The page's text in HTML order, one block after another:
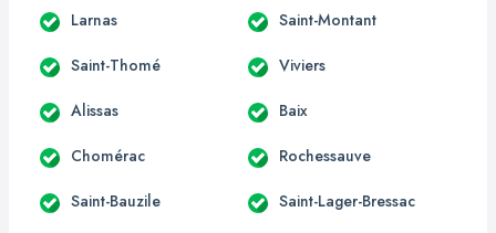
Larnas Saint-Montant
Saint-Thomé Viviers
Alissas Baix
Chomérac Rochessauve
Saint-Bauzile Saint-Lager-Bressac